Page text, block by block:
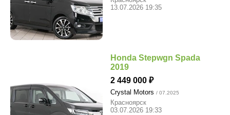
13.07.2026 19:35
Honda Stepwgn Spada
2019
2 449 000
Crystal Motors / 07.2025
Красноярск
03.07.2026 19:33